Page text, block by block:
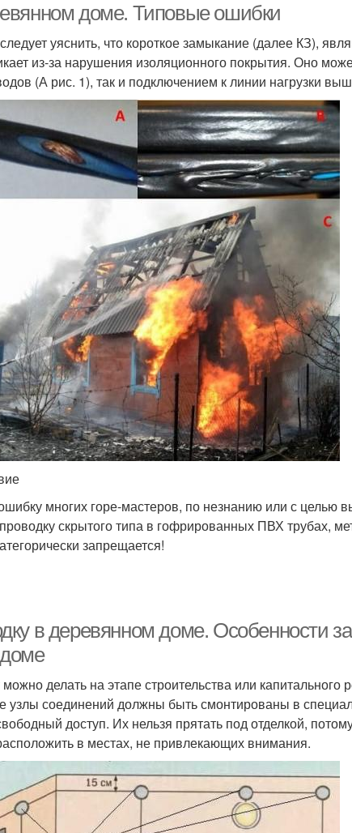
доме. Типовые ошибки
уяснить, что короткое замыкание (далее КЗ),
из-за нарушения изоляционного покрытия. Оно
(А рис. 1), так и подключением к линии нагрузки
многих горе-мастеров, по незнанию или с целью
скрытого типа в гофрированных ПВХ трубах,
запрещается!
в деревянном доме. Особенности
делать на этапе строительства или
узлы соединений должны быть смонтированы в
доступ. Их нельзя прятать под отделкой,
в местах, не привлекающих внимания.